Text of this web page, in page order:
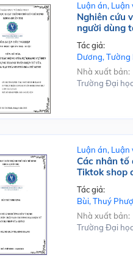
Luận án, Luận
Nghiên cứu
người dùng
Tác giả:
Dương,
Nhà xuất bản:
Trường Đại
Luận án, Luận
Các nhân tố
Tiktok shop
Tác giả:
Bùi, Thuý
Nhà xuất bản:
Trường Đại